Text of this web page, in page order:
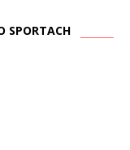
SPORTACH